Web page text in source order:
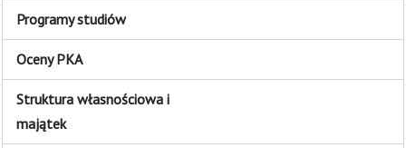
Programy studiów
Oceny PKA
Struktura własnościowa i
majątek